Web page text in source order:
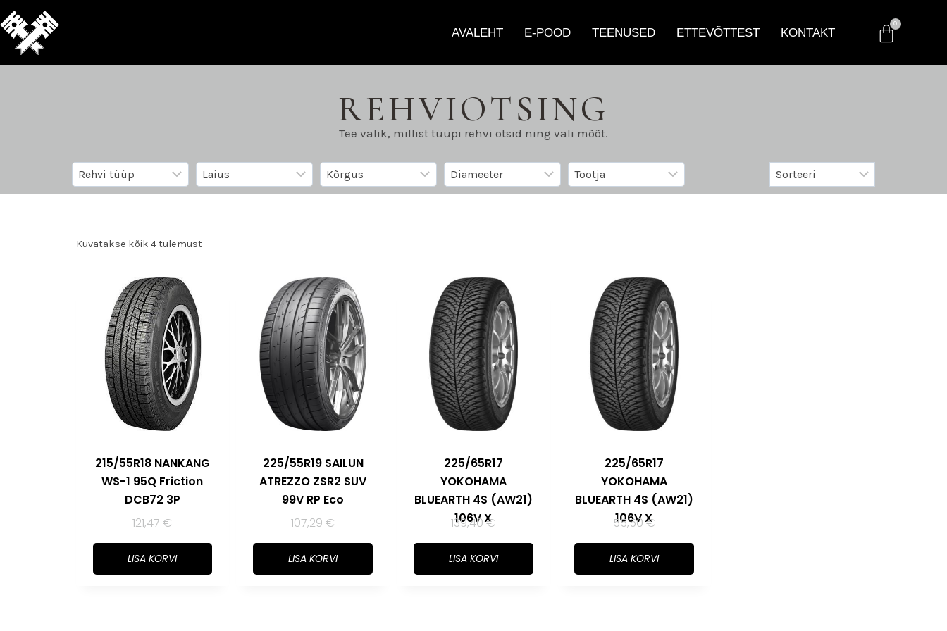
AVALEHT E-POOD TEENUSED ETTEVÕTTEST KONTAKT
REHVIOTSING
Tee valik, millist tüüpi rehvi otsid ning vali mõõt.
Kuvatakse kõik 4 tulemust
215/55R18 NANKANG
WS-1 95Q Friction
DCB72 3P
121,47€
LISA KORVI
225/55R19 SAILUN
ATREZZO ZSR2 SUV
99V RP Eco
107,29€
LISA KORVI
225/65R17
YOKOHAMA
BLUEARTH 4S (AW21)
106V X
139,40€
LISA KORVI
225/65R17
YOKOHAMA
BLUEARTH 4S (AW21)
106V X
55,50€
LISA KORVI